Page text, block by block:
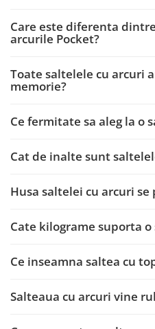
Care este diferenta
arcurile Pocket?
Toate saltelele cu arcuri
memorie?
Ce fermitate sa aleg la o
Cat de inalte sunt
Husa saltelei cu arcuri se
Cate kilograme suporta
Ce inseamna saltea cu
Salteaua cu arcuri vine